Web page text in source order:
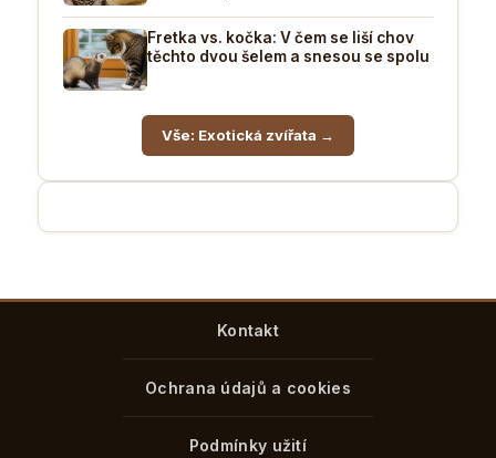
Fretka vs. kočka: V čem se liší chov
těchto dvou šelem a snesou se spolu
Vše: Exotická zvířata →
Kontakt
Ochrana údajů a cookies
Podmínky užití